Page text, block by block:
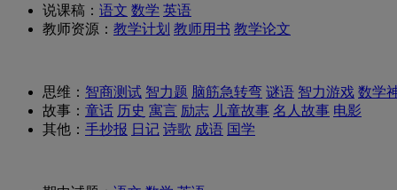
说课稿： 语文 数学 英语
教师资源： 教学计划 教师用书 教学论文
思维： 智商测试 智力题 脑筋急转弯 谜语 智力游戏 数学
故事： 童话 历史 寓言 励志 儿童故事 名人故事 电影
其他： 手抄报 日记 诗歌 成语 国学